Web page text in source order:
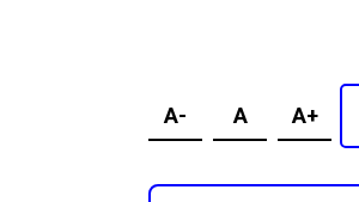
A- A A+